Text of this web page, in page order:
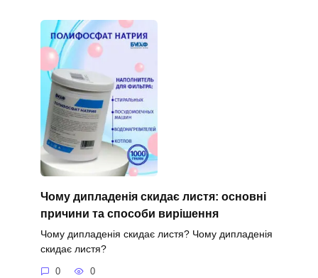
Чому дипладенія скидає листя: основні
причини та способи вирішення
Чому дипладенія скидає листя? Чому дипладенія
скидає листя?
0 0